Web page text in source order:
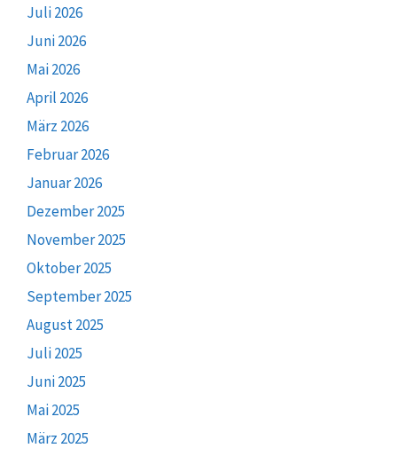
Juli 2026
Juni 2026
Mai 2026
April 2026
März 2026
Februar 2026
Januar 2026
Dezember 2025
November 2025
Oktober 2025
September 2025
August 2025
Juli 2025
Juni 2025
Mai 2025
März 2025